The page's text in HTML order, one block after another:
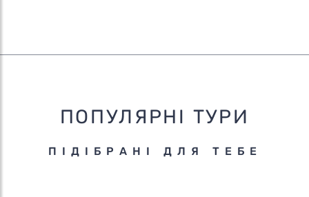
ПОПУЛЯРНІ ТУРИ
ПІДІБРАНІ ДЛЯ ТЕБЕ